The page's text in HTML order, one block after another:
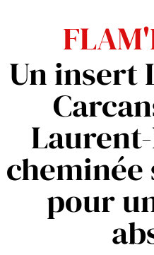
Un insert
pour